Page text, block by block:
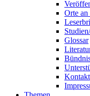
Orte
Glossar
Kontakt